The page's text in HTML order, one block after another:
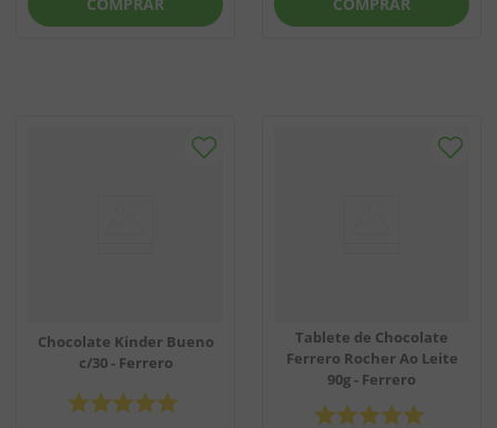
Chocolate Kinder Bueno
c/30 - Ferrero
Tablete de Chocolate
Ferrero Rocher Ao Leite
90g - Ferrero